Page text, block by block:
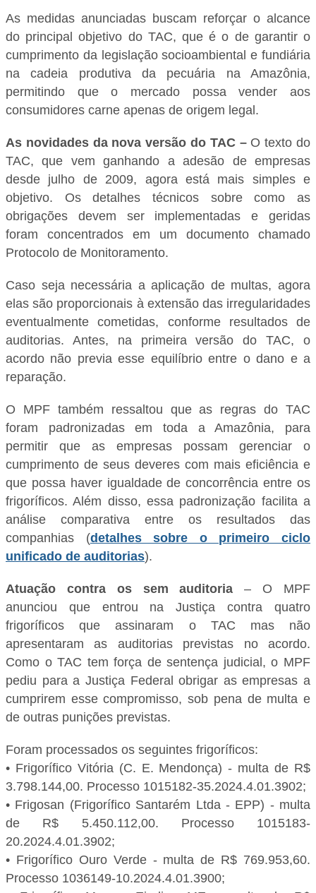
As medidas anunciadas buscam reforçar o alcance
do principal objetivo do TAC, que é o de garantir o
cumprimento da legislação socioambiental e fundiária
na cadeia produtiva da pecuária na Amazônia,
permitindo que o mercado possa vender aos
consumidores carne apenas de origem legal.
As novidades da nova versão do TAC – O texto do
TAC, que vem ganhando a adesão de empresas
desde julho de 2009, agora está mais simples e
objetivo. Os detalhes técnicos sobre como as
obrigações devem ser implementadas e geridas
foram concentrados em um documento chamado
Protocolo de Monitoramento.
Caso seja necessária a aplicação de multas, agora
elas são proporcionais à extensão das irregularidades
eventualmente cometidas, conforme resultados de
auditorias. Antes, na primeira versão do TAC, o
acordo não previa esse equilíbrio entre o dano e a
reparação.
O MPF também ressaltou que as regras do TAC
foram padronizadas em toda a Amazônia, para
permitir que as empresas possam gerenciar o
cumprimento de seus deveres com mais eficiência e
que possa haver igualdade de concorrência entre os
frigoríficos. Além disso, essa padronização facilita a
análise comparativa entre os resultados das
companhias (detalhes sobre o primeiro ciclo
unificado de auditorias).
Atuação contra os sem auditoria
– O MPF
anunciou que entrou na Justiça contra quatro
frigoríficos que assinaram o TAC mas não
apresentaram as auditorias previstas no acordo.
Como o TAC tem força de sentença judicial, o MPF
pediu para a Justiça Federal obrigar as empresas a
cumprirem esse compromisso, sob pena de multa e
de outras punições previstas.
Foram processados os seguintes frigoríficos:
• Frigorífico Vitória (C. E. Mendonça) - multa de R$
3.798.144,00. Processo 1015182-35.2024.4.01.3902;
• Frigosan (Frigorífico Santarém Ltda - EPP) - multa
de R$ 5.450.112,00. Processo 1015183-
20.2024.4.01.3902;
• Frigorífico Ouro Verde - multa de R$ 769.953,60.
Processo 1036149-10.2024.4.01.3900;